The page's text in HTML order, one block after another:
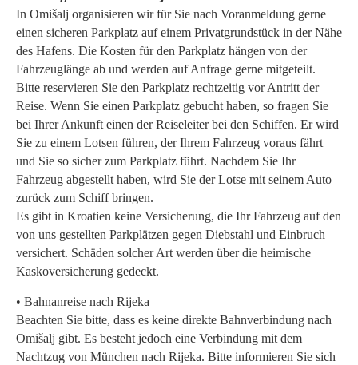
In Omišalj organisieren wir für Sie nach Voranmeldung gerne
einen sicheren Parkplatz auf einem Privatgrundstück in der Nähe
des Hafens. Die Kosten für den Parkplatz hängen von der
Fahrzeuglänge ab und werden auf Anfrage gerne mitgeteilt.
Bitte reservieren Sie den Parkplatz rechtzeitig vor Antritt der
Reise. Wenn Sie einen Parkplatz gebucht haben, so fragen Sie
bei Ihrer Ankunft einen der Reiseleiter bei den Schiffen. Er wird
Sie zu einem Lotsen führen, der Ihrem Fahrzeug voraus fährt
und Sie so sicher zum Parkplatz führt. Nachdem Sie Ihr
Fahrzeug abgestellt haben, wird Sie der Lotse mit seinem Auto
zurück zum Schiff bringen.
Es gibt in Kroatien keine Versicherung, die Ihr Fahrzeug auf den
von uns gestellten Parkplätzen gegen Diebstahl und Einbruch
versichert. Schäden solcher Art werden über die heimische
Kaskoversicherung gedeckt.
• Bahnanreise nach Rijeka
Beachten Sie bitte, dass es keine direkte Bahnverbindung nach
Omišalj gibt. Es besteht jedoch eine Verbindung mit dem
Nachtzug von München nach Rijeka. Bitte informieren Sie sich